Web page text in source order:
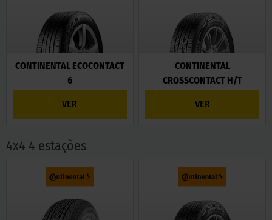
CONTINENTAL ECOCONTACT
6
VER
CONTINENTAL
CROSSCONTACT H/T
VER
4x4 4 estações